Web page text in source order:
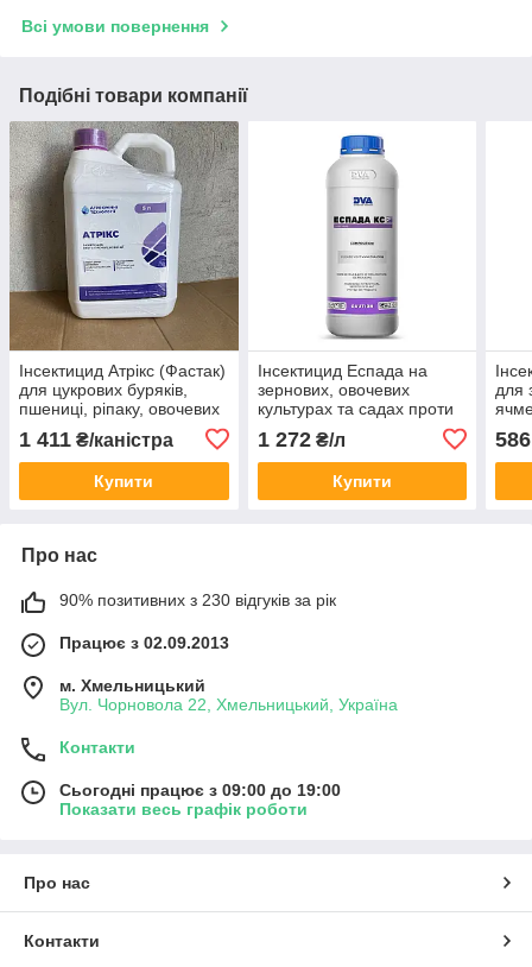
Всі умови повернення
Подібні товари компанії
Інсектицид Атрікс (Фастак)
для цукрових буряків,
пшениці, ріпаку, овочевих
попелиці, довгоносика та
комах
1 411 ₴/каністра
Купити
Інсектицид Еспада на
зернових, овочевих
культурах та садах проти
рівнокрилих, лускокрилих,
напі
1 272₴/л
Купити
для
586
Про нас
90% позитивних з 230 відгуків за рік
Працює з 02.09.2013
м. Хмельницький
Вул. Чорновола 22, Хмельницький, Україна
Контакти
Сьогодні працює з 09:00 до 19:00
Показати весь графік роботи
Про нас
Контакти